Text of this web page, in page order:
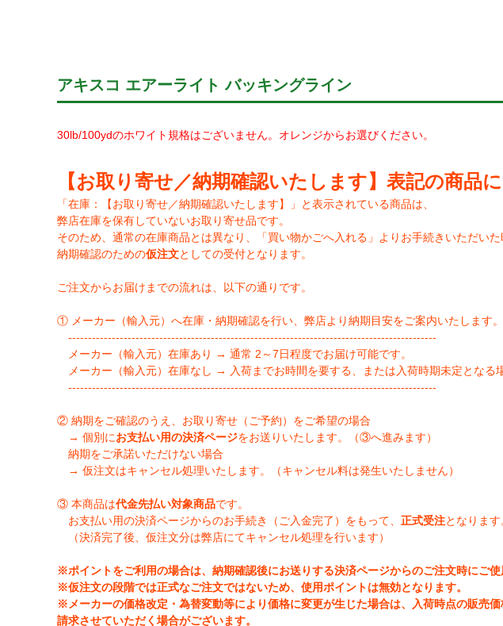
アキスコ エアーライト バッキングライン
30lb/100ydのホワイト規格はございません。オレンジからお選びください。
【お取り寄せ／納期確認いたします】表記の商品
「在庫：【お取り寄せ／納期確認いたします】」と表示されている商品は、
弊店在庫を保有していないお取り寄せ品です。
そのため、通常の在庫商品とは異なり、「買い物かごへ入れる」よりお手続きいただいた
納期確認のための仮注文としての受付となります。
ご注文からお届けまでの流れは、以下の通りです。
① メーカー（輸入元）へ在庫・納期確認を行い、弊店より納期目安をご案内いたします。
---------------------------------------------------------------------------------------------
メーカー（輸入元）在庫あり → 通常 2～7日程度でお届け可能です。
メーカー（輸入元）在庫なし → 入荷までお時間を要する、または入荷時期未定となる
---------------------------------------------------------------------------------------------
② 納期をご確認のうえ、お取り寄せ（ご予約）をご希望の場合
→ 個別にお支払い用の決済ページをお送りいたします。（③へ進みます）
納期をご承諾いただけない場合
→ 仮注文はキャンセル処理いたします。（キャンセル料は発生いたしません）
③ 本商品は代金先払い対象商品です。
お支払い用の決済ページからのお手続き（ご入金完了）をもって、 正式受注となります
（決済完了後、仮注文分は弊店にてキャンセル処理を行います）
※ポイントをご利用の場合は、納期確認後にお送りする決済ページからのご注文時にご使
※仮注文の段階では正式なご注文ではないため、使用ポイントは無効となります。
※メーカーの価格改定・為替変動等により価格に変更が生じた場合は、入荷時点の販売
請求させていただく場合がございます。